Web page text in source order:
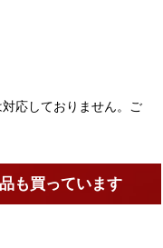
応しておりません。ご
も買っています